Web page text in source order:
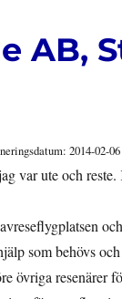
AB,
2014-02-06
var ute och
som behövs
övriga resenärer